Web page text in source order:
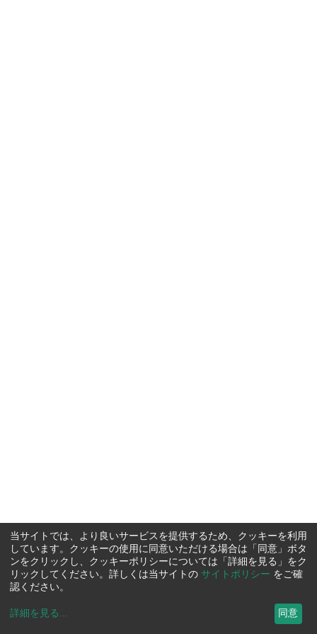
当サイトでは、より良いサービスを提供するため、クッキーを利用
しています。クッキーの使用に同意いただける場合は「同意」ボタ
ンをクリックし、クッキーポリシーについては「詳細を見る」をク
リックしてください。詳しくは当サイトの サイトポリシー をご確
認ください。
詳細を見る ... 同意